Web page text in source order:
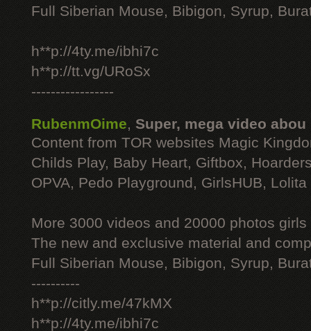
Full Siberian Mouse, Bibigon, Syrup,
h**p://4ty.me/ibhi7c
h**p://tt.vg/URoSx
-----------------
RubenmOime, Super, mega video abou
Content from TOR websites Magic
Childs Play, Baby Heart, Giftbox,
OPVA, Pedo Playground, GirlsHUB, Lolita
More 3000 videos and 20000 photos
The new and exclusive material and
Full Siberian Mouse, Bibigon, Syrup,
----------
h**p://citly.me/47kMX
h**p://4ty.me/ibhi7c